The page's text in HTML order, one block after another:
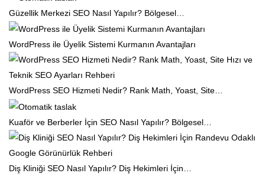
Güzellik Merkezi SEO Nasıl Yapılır? Bölgesel…
WordPress ile Üyelik Sistemi Kurmanın Avantajları
WordPress SEO Hizmeti Nedir? Rank Math, Yoast, Site…
Kuaför ve Berberler İçin SEO Nasıl Yapılır? Bölgesel…
Diş Kliniği SEO Nasıl Yapılır? Diş Hekimleri İçin…